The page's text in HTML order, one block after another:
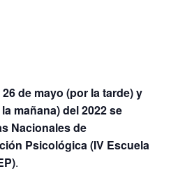
de mayo (por la tarde) y
mañana) del 2022 se
Nacionales de
Psicológica (IV Escuela
.